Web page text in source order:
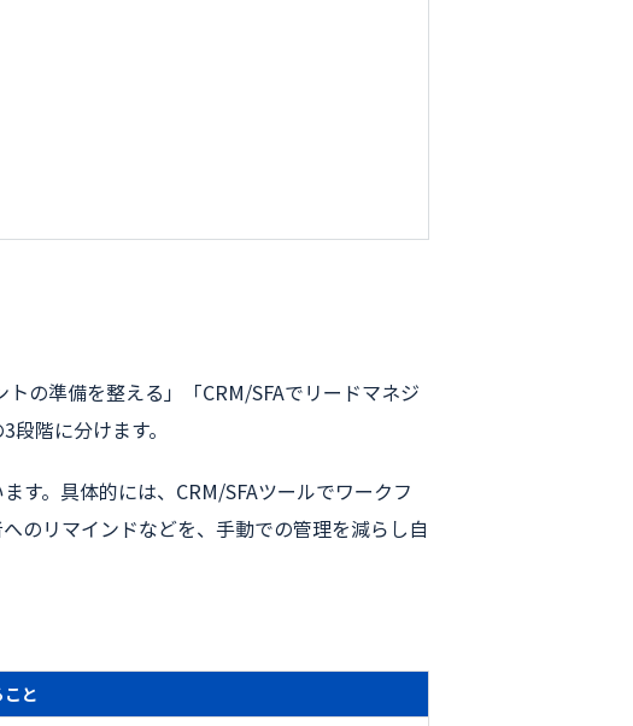
の準備を整える」「CRM/SFAでリードマネジ
階に分けます。
す。具体的には、CRM/SFAツールでワークフ
のリマインドなどを、手動での管理を減らし自
と